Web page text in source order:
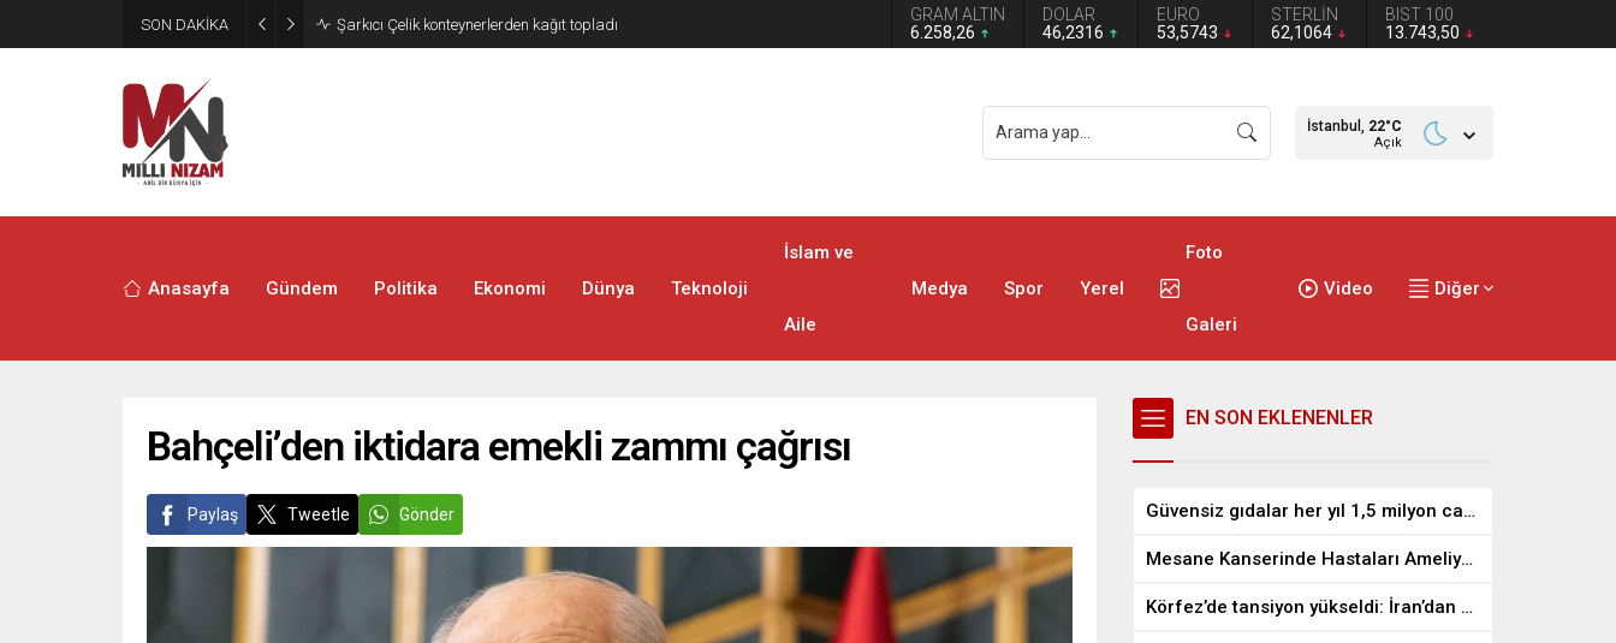
SON DAKİKA İran 2 ülkeyi birden vurdu
GRAM ALTIN
6.258,26
DOLAR
46,2316
EURO
53,5743
STERLİN
62,1064
BIST 100
13.743,50
İstanbul, 22°C
Açık
Anasayfa Gündem Politika Ekonomi Dünya Teknoloji
İslam ve
Aile
Medya Spor Yerel
Foto
Galeri
Video Diğer
Bahçeli’den iktidara emekli zammı çağrısı
Paylaş Tweetle Gönder
EN SON EKLENENLER
Güvensiz gıdalar her yıl 1,5 milyon can alıyor
Mesane Kanserinde Hastaları Ameliyattan Kurtaran İlaç
Körfez’de tansiyon yükseldi: İran’dan ABD üslerine misilleme